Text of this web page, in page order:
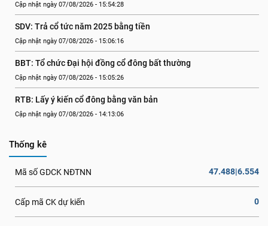
Cập nhật ngày 07/08/2026 - 15:54:28
SDV: Trả cổ tức năm 2025 bằng tiền
Cập nhật ngày 07/08/2026 - 15:06:16
BBT: Tổ chức Đại hội đồng cổ đông bất thường
Cập nhật ngày 07/08/2026 - 15:05:26
RTB: Lấy ý kiến cổ đông bằng văn bản
Cập nhật ngày 07/08/2026 - 14:13:06
Thống kê
Mã số GDCK NĐTNN 47.488|6.554
Cấp mã CK dự kiến 0